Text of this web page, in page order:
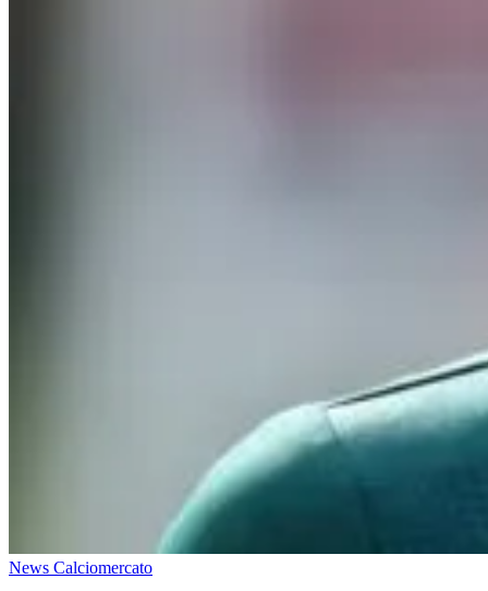
News Calciomercato